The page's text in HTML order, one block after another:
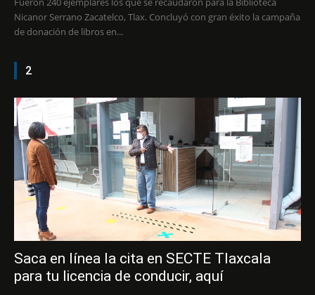
Nicanor Serrano Zacatelco, Tlax. Concluyó con gran éxito la campaña
de donación de libros en...
2
Saca en línea la cita en SECTE Tlaxcala
para tu licencia de conducir, aquí